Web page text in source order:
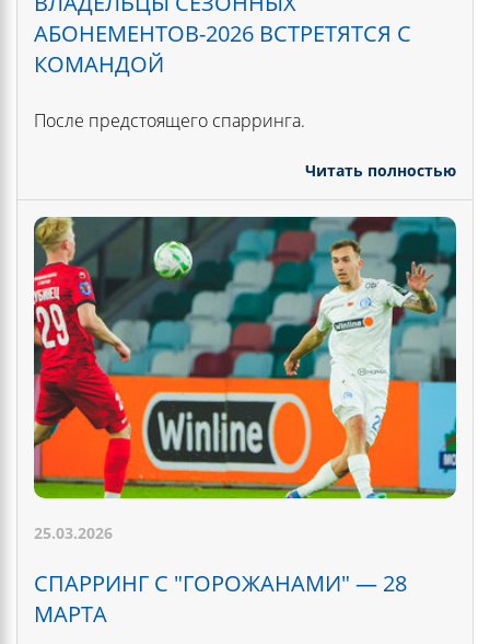
АБОНЕМЕНТОВ-2026 ВСТРЕТЯТСЯ С
КОМАНДОЙ
После предстоящего спарринга.
Читать полностью
25.03.2026
СПАРРИНГ С "ГОРОЖАНАМИ" — 28
МАРТА